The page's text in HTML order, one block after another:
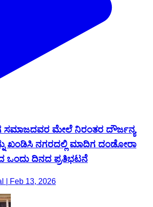
ಸಮಾಜದವರ ಮೇಲೆ ನಿರಂತರ ದೌರ್ಜನ್ಯ
ಖಂಡಿಸಿ ನಗರದಲ್ಲಿ ಮಾದಿಗ ದಂಡೋರಾ
ಒಂದು ದಿನದ ಪ್ರತಿಭಟನೆ
| Feb 13, 2026